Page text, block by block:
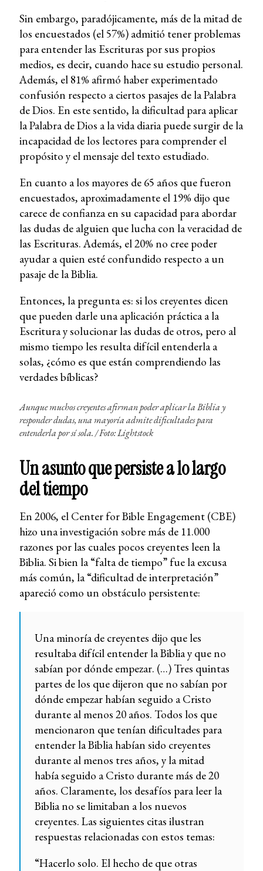
Sin embargo, paradójicamente, más de la mitad de
los encuestados (el 57%) admitió tener problemas
para entender las Escrituras por sus propios
medios, es decir, cuando hace su estudio personal.
Además, el 81% afirmó haber experimentado
confusión respecto a ciertos pasajes de la Palabra
de Dios. En este sentido, la dificultad para aplicar
la Palabra de Dios a la vida diaria puede surgir de la
incapacidad de los lectores para comprender el
propósito y el mensaje del texto estudiado.
En cuanto a los mayores de 65 años que fueron
encuestados, aproximadamente el 19% dijo que
carece de confianza en su capacidad para abordar
las dudas de alguien que lucha con la veracidad de
las Escrituras. Además, el 20% no cree poder
ayudar a quien esté confundido respecto a un
pasaje de la Biblia.
Entonces, la pregunta es: si los creyentes dicen
que pueden darle una aplicación práctica a la
Escritura y solucionar las dudas de otros, pero al
mismo tiempo les resulta difícil entenderla a
solas, ¿cómo es que están comprendiendo las
verdades bíblicas?
Aunque muchos creyentes afirman poder aplicar la Biblia y
responder dudas, una mayoría admite dificultades para
entenderla por sí sola. / Foto: Lightstock
Un asunto que persiste a lo largo
del tiempo
En 2006, el Center for Bible Engagement (CBE)
hizo una investigación sobre más de 11.000
razones por las cuales pocos creyentes leen la
Biblia. Si bien la “falta de tiempo” fue la excusa
más común, la “dificultad de interpretación”
apareció como un obstáculo persistente:
Una minoría de creyentes dijo que les
resultaba difícil entender la Biblia y que no
sabían por dónde empezar. (…) Tres quintas
partes de los que dijeron que no sabían por
dónde empezar habían seguido a Cristo
durante al menos 20 años. Todos los que
mencionaron que tenían dificultades para
entender la Biblia habían sido creyentes
durante al menos tres años, y la mitad
había seguido a Cristo durante más de 20
años. Claramente, los desafíos para leer la
Biblia no se limitaban a los nuevos
creyentes. Las siguientes citas ilustran
respuestas relacionadas con estos temas:
“Hacerlo solo. El hecho de que otras